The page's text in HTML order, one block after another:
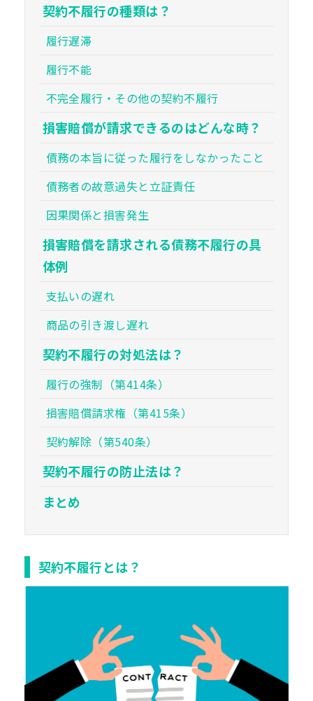
契約不履行の種類は？
履行遅滞
履行不能
不完全履行・その他の契約不履行
損害賠償が請求できるのはどんな時？
債務の本旨に従った履行をしなかったこと
債務者の故意過失と立証責任
因果関係と損害発生
損害賠償を請求される債務不履行の具
体例
支払いの遅れ
商品の引き渡し遅れ
契約不履行の対処法は？
履行の強制（第414条）
損害賠償請求権（第415条）
契約解除（第540条）
契約不履行の防止法は？
まとめ
契約不履行とは？